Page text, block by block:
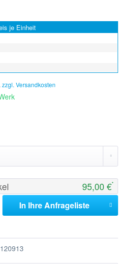
je Einheit
zzgl. Versandkosten
95,00 €*
In IhreAnfrageliste